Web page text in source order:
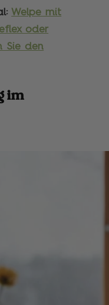
Welpe mit
oder
Sie den
im